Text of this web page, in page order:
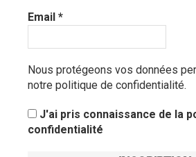
Email *
Nous protégeons vos données
notre politique de confidentialité.
J'ai pris connaissance de la
confidentialité